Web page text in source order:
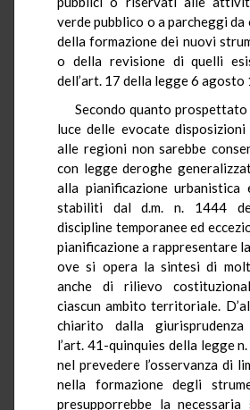
verde pubblico o a parcheggi
della formazione dei nuovi
o della revisione di quelli
dell’art. 17 della legge 6 agosto
Secondo quanto
luce delle evocate
alle regioni non sarebbe
con legge deroghe
alla pianificazione urbanistica
stabiliti dal d.m. n. 1444
discipline temporanee ed
pianificazione a rappresentare
ove si opera la sintesi di
anche di rilievo
ciascun ambito territoriale.
chiarito dalla giurisprudenza
l’art. 41-quinquies della legge
nel prevedere l’osservanza di
nella formazione degli
presupporrebbe la necessaria